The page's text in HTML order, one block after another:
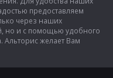
предоставляем
через наших
но и с помощью удобного
Альторис желает Вам